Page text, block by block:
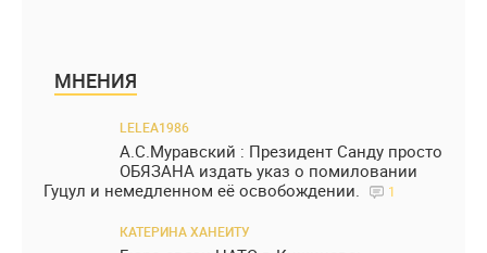
МНЕНИЯ
LELEA1986
А.С.Муравский : Президент Санду просто
ОБЯЗАНА издать указ о помиловании
Гуцул и немедленном её освобождении.
1
КАТЕРИНА ХАНЕИТУ